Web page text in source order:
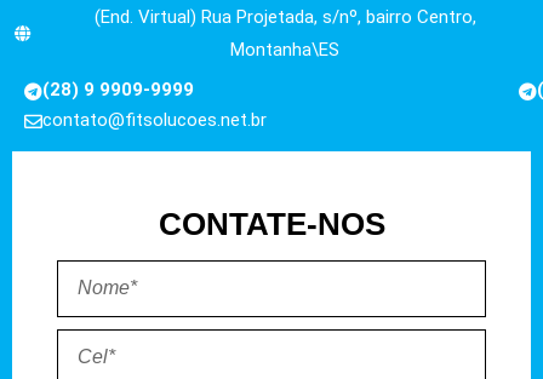
(End. Virtual) Rua Projetada, s/nº, bairro Centro,
Montanha\ES
(28) 9 9909-9999
contato@fitsolucoes.net.br
CONTATE-NOS